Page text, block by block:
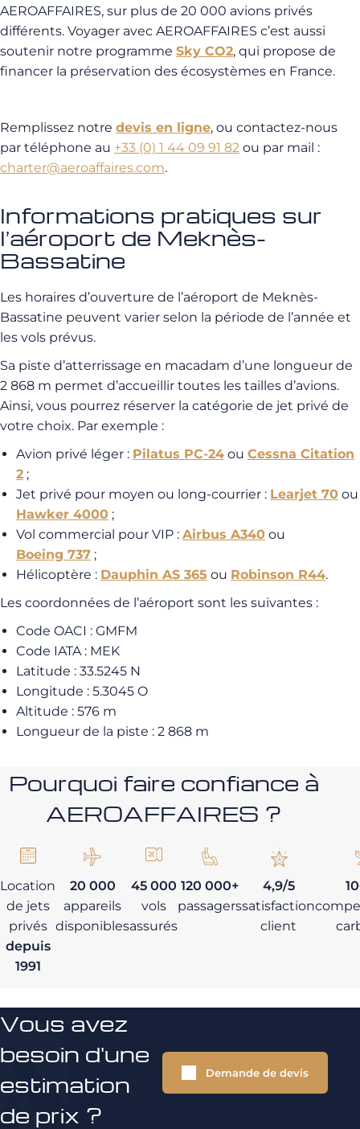
AEROAFFAIRES, sur plus de 20 000 avions privés
différents. Voyager avec AEROAFFAIRES c’est aussi
soutenir notre programme Sky CO2, qui propose de
financer la préservation des écosystèmes en France.
Remplissez notre devis en ligne, ou contactez-nous
par téléphone au +33 (0) 1 44 09 91 82 ou par mail :
charter@aeroaffaires.com.
Informations pratiques sur
l’aéroport de Meknès-
Bassatine
Les horaires d’ouverture de l’aéroport de Meknès-
Bassatine peuvent varier selon la période de l’année et
les vols prévus.
Sa piste d’atterrissage en macadam d’une longueur de
2 868 m permet d’accueillir toutes les tailles d’avions.
Ainsi, vous pourrez réserver la catégorie de jet privé de
votre choix. Par exemple :
Avion privé léger : Pilatus PC-24 ou Cessna Citation
2 ;
Jet privé pour moyen ou long-courrier : Learjet 70 ou
Hawker 4000 ;
Vol commercial pour VIP : Airbus A340 ou
Boeing 737 ;
Hélicoptère : Dauphin AS 365 ou Robinson R44.
Les coordonnées de l’aéroport sont les suivantes :
Code OACI : GMFM
Code IATA : MEK
Latitude : 33.5245 N
Longitude : 5.3045 O
Altitude : 576 m
Longueur de la piste : 2 868 m
Pourquoi faire confiance à
AEROAFFAIRES ?
Location
de jets
privés
depuis
1991
20 000
appareils
disponibles
45 000
vols
assurés
120 000+
passagers
4,9/5
satisfaction
client
Vous avez
besoin d'une
estimation
de prix ?
Demande de devis